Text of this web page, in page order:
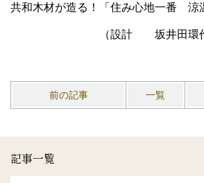
共和木材が造る！「住み心地一番 涼
（設計 坂井田環作
前の記事 一覧
記事一覧